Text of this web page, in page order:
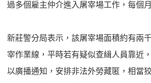
過多個雇主仲介進入屠宰場工作，每個
新莊警分局表示，該屠宰場面積約有兩
宰作業線，平時若有疑似查緝人員靠近
以廣播通知，安排非法外勞藏匿，相當